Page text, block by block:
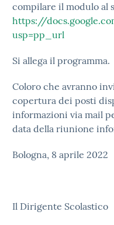
compilare il modulo al
https://
usp=pp_url
Si allega il programma.
Coloro che avranno
copertura dei posti
informazioni via mail
data della riunione
Bologna, 8 aprile 2022
Il Dirigente Scolastico